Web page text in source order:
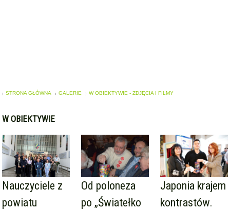
STRONA GŁÓWNA GALERIE W OBIEKTYWIE - ZDJĘCIA I FILMY
W OBIEKTYWIE
Nauczyciele z
powiatu
Od poloneza
po „Światełko
Japonia krajem
kontrastów.